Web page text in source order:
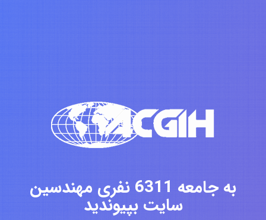
به جامعه 6311 نفری مهندسین
سایت بپیوندید